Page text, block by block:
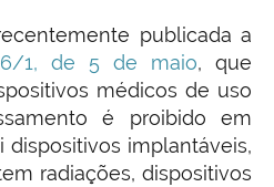
publicada a
1, de 5 de maio, que
médicos de uso
é proibido em
dispositivos implantáveis,
radiações, dispositivos